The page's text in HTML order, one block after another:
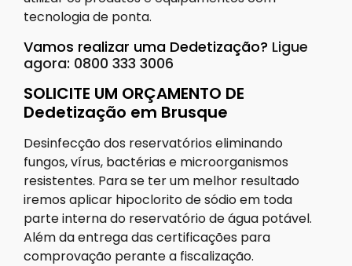
tecnologia de ponta.
Vamos realizar uma Dedetização? Ligue
agora: 0800 333 3006
SOLICITE UM ORÇAMENTO DE
Dedetização em Brusque
Desinfecção dos reservatórios eliminando
fungos, vírus, bactérias e microorganismos
resistentes. Para se ter um melhor resultado
iremos aplicar hipoclorito de sódio em toda
parte interna do reservatório de água potável.
Além da entrega das certificações para
comprovação perante a fiscalização.